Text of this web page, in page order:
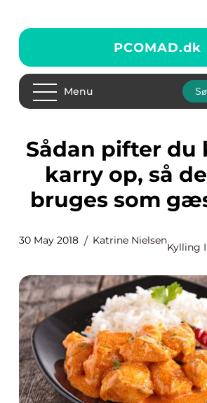
PCOMAD.dk
Menu
Sådan pifter du kylling i
karry op, så
bruges som
30 May 2018 Katrine Nielsen
Kylling